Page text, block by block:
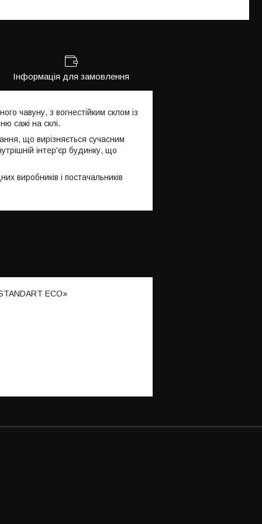
Інформація для замовлення
чавуну, з вогнестійким склом із
сажі на склі.
що вирізняється сучасним
інтер'єр будинку, що
виробників і постачальників
ECO»